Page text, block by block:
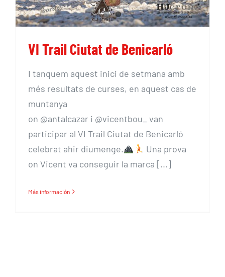
VI Trail Ciutat de Benicarló
I tanquem aquest inici de setmana amb
més resultats de curses, en aquest cas de
muntanya
on @antalcazar i @vicentbou_ van
participar al VI Trail Ciutat de Benicarló
celebrat ahir diumenge.
Una prova
on Vicent va conseguir la marca [...]
Más información